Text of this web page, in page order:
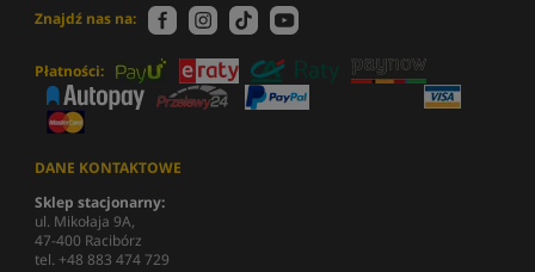
Znajdź nas na:
Płatności:
DANE KONTAKTOWE
Sklep stacjonarny:
ul. Mikołaja 9A,
47-400 Racibórz
tel. +48 883 474 729